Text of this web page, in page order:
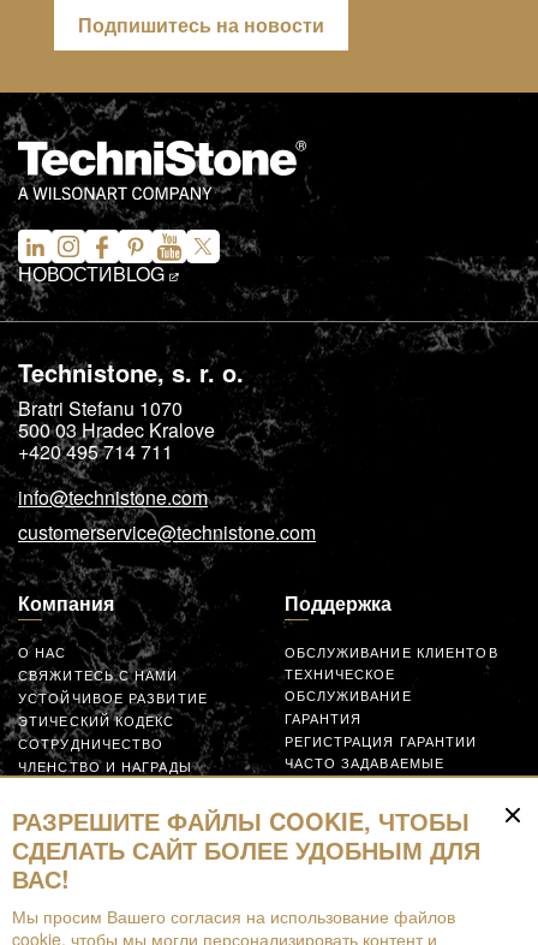
Подпишитесь на новости
НОВОСТИBLOG
Technistone, s. r. o.
Bratri Stefanu 1070
500 03Hradec Kralove
+420 495 714 711
info@technistone.com
customerservice@technistone.com
Компания
О НАС
СВЯЖИТЕСЬ С НАМИ
УСТОЙЧИВОЕ РАЗВИТИЕ
ЭТИЧЕСКИЙ КОДЕКС
СОТРУДНИЧЕСТВО
ЧЛЕНСТВО И НАГРАДЫ
CONDUCT
СОТРУДНИЧАЙТЕ
Поддержка
ОБСЛУЖИВАНИЕ КЛИЕНТОВ
ТЕХНИЧЕСКОЕ
ОБСЛУЖИВАНИЕ
ГАРАНТИЯ
РЕГИСТРАЦИЯ ГАРАНТИИ
ЧАСТО ЗАДАВАЕМЫЕ
ВОПРОСЫ
Ресурсы
СКАЧАТЬ
РАЗРЕШИТЕ ФАЙЛЫ COOKIE, ЧТОБЫ
СДЕЛАТЬ САЙТ БОЛЕЕ УДОБНЫМ ДЛЯ
ВАС!
Мы просим Вашего согласия на использование файлов
cookie, чтобы мы могли персонализировать контент и